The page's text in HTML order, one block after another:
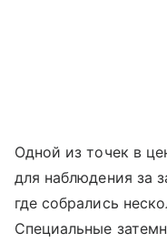
Одной из точек в
для наблюдения за
где собрались
Специальные